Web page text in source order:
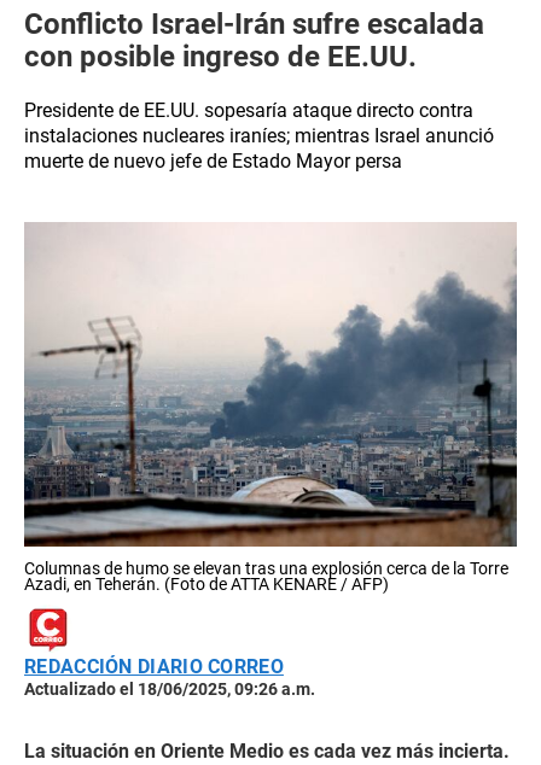
Conflicto Israel-Irán sufre escalada
con posible ingreso de EE.UU.
Presidente de EE.UU. sopesaría ataque directo contra
instalaciones nucleares iraníes; mientras Israel anunció
muerte de nuevo jefe de Estado Mayor persa
Columnas de humo se elevan tras una explosión cerca de la Torre
Azadi, en Teherán. (Foto de ATTA KENARE / AFP)
REDACCIÓN DIARIO CORREO
Actualizado el 18/06/2025, 09:26 a.m.
La situación en Oriente Medio es cada vez más incierta.